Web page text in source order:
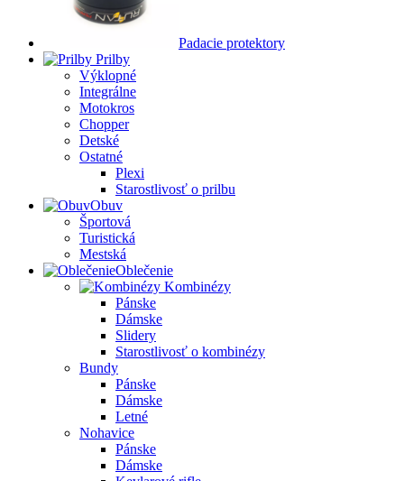
Padacie protektory
Prilby
Výklopné
Integrálne
Motokros
Chopper
Detské
Ostatné
Plexi
Starostlivosť o prilbu
Obuv
Športová
Turistická
Mestská
Oblečenie
Kombinézy
Pánske
Dámske
Slidery
Starostlivosť o kombinézy
Bundy
Pánske
Dámske
Letné
Nohavice
Pánske
Dámske